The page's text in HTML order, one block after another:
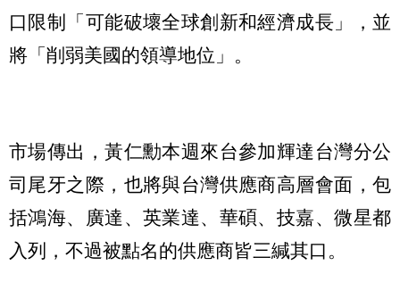
口限制「可能破壞全球創新和經濟成長」，並
將「削弱美國的領導地位」。
市場傳出，黃仁勳本週來台參加輝達台灣分公
司尾牙之際，也將與台灣供應商高層會面，包
括鴻海、廣達、英業達、華碩、技嘉、微星都
入列，不過被點名的供應商皆三緘其口。